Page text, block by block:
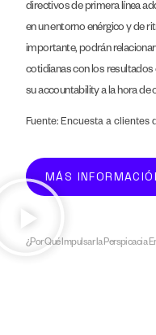
directivos de primera línea
en un entorno enérgico y de
importante, podrán
cotidianas con los
su accountability a la hora
Fuente: Encuesta a clientes
MÁS
¿Por Qué Impulsar la Perspicacia